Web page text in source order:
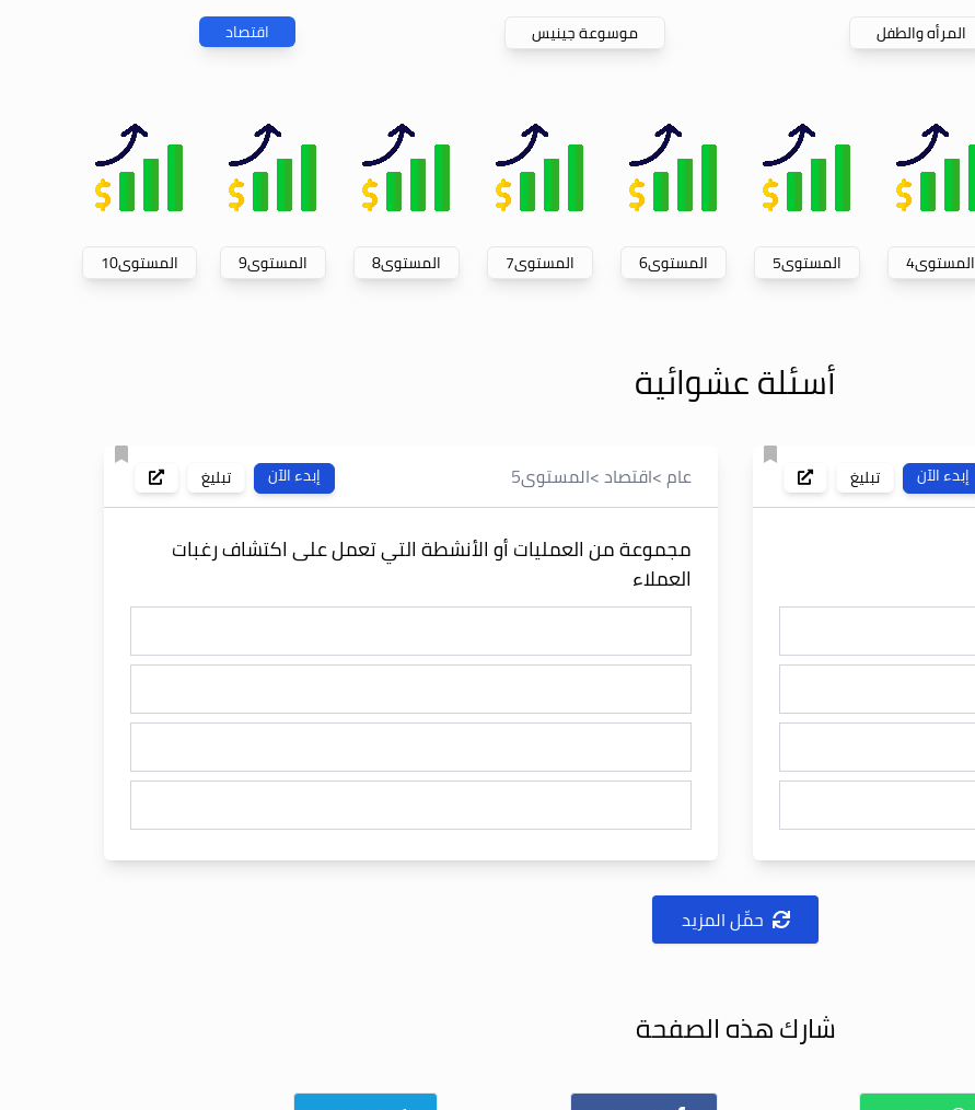
المرأه والطفل موسوعة جينيس اقتصاد
المستوى4 المستوى5 المستوى6 المستوى7 المستوى8 المستوى9 المستوى10
أسئلة عشوائية
إبدء الآن تبليغ إبدء الآن تبليغ عام>اقتصاد>المستوى5
مجموعة من العمليات أو الأنشطة التي تعمل على اكتشاف رغبات
العملاء
حمِّل المزيد
شارك هذه الصفحة